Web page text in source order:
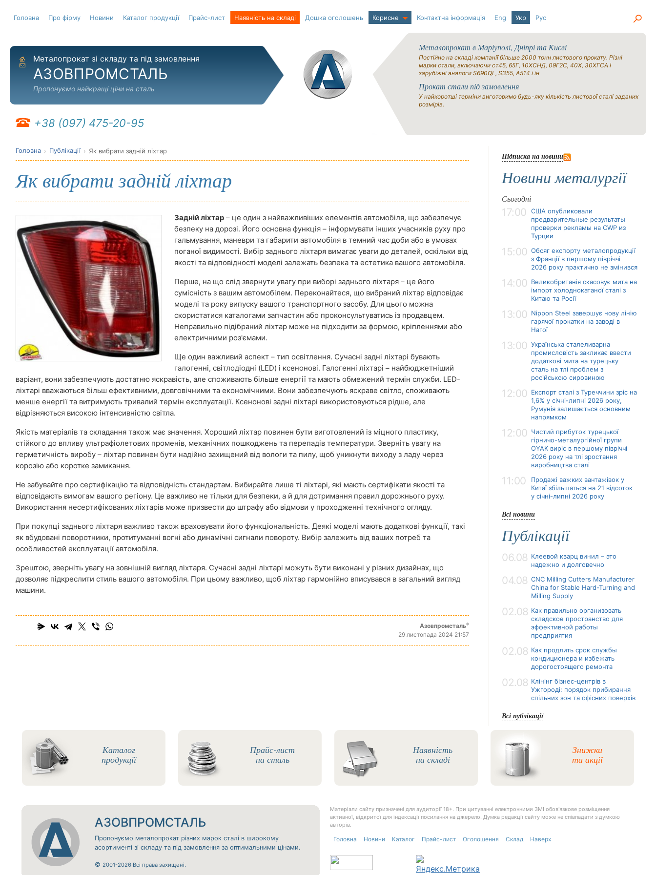
Головна Про фірму Новини Каталог продукції Прайс-лист Наявність на складі Дошка оголошень Корисне Контактна інформація Eng Укр Рус
На головну
Надіслати листа
Металопрокат зі складу та під замовлення
АЗОВПРОМСТАЛЬ
Пропонуємо найкращі ціни на сталь
+38 (097) 475-20-95
Металопрокат в Маріуполі, Дніпрі та Києві
Постійно на складі компанії більше 2000 тонн листового прокату. Різні
марки стали, включаючи ст45, 65Г, 10ХСНД, 09Г2С, 40Х, 30ХГСА і
зарубіжні аналоги S690QL, S355, A514 і ін
Прокат стали під замовлення
У найкоротші терміни виготовимо будь-яку кількість листової сталі заданих
розмірів.
Головна Публікації Як вибрати задній ліхтар
Як вибрати задній ліхтар
Задній ліхтар – це один з найважливіших елементів автомобіля, що забезпечує
безпеку на дорозі. Його основна функція – інформувати інших учасників руху про
гальмування, маневри та габарити автомобіля в темний час доби або в умовах
поганої видимості. Вибір заднього ліхтаря вимагає уваги до деталей, оскільки від
якості та відповідності моделі залежать безпека та естетика вашого автомобіля.
Перше, на що слід звернути увагу при виборі заднього ліхтаря – це його
сумісність з вашим автомобілем. Переконайтеся, що вибраний ліхтар відповідає
моделі та року випуску вашого транспортного засобу. Для цього можна
скористатися каталогами запчастин або проконсультуватись із продавцем.
Неправильно підібраний ліхтар може не підходити за формою, кріпленнями або
електричними роз'ємами.
Ще один важливий аспект – тип освітлення. Сучасні задні ліхтарі бувають
галогенні, світлодіодні (LED) і ксенонові. Галогенні ліхтарі – найбюджетніший
варіант, вони забезпечують достатню яскравість, але споживають більше енергії та мають обмежений термін служби. LED-
ліхтарі вважаються більш ефективними, довговічними та економічними. Вони забезпечують яскраве світло, споживають
менше енергії та витримують тривалий термін експлуатації. Ксенонові задні ліхтарі використовуються рідше, але
відрізняються високою інтенсивністю світла.
Якість матеріалів та складання також має значення. Хороший ліхтар повинен бути виготовлений із міцного пластику,
стійкого до впливу ультрафіолетових променів, механічних пошкоджень та перепадів температури. Зверніть увагу на
герметичність виробу – ліхтар повинен бути надійно захищений від вологи та пилу, щоб уникнути виходу з ладу через
корозію або коротке замикання.
Не забувайте про сертифікацію та відповідність стандартам. Вибирайте лише ті ліхтарі, які мають сертифікати якості та
відповідають вимогам вашого регіону. Це важливо не тільки для безпеки, а й для дотримання правил дорожнього руху.
Використання несертифікованих ліхтарів може призвести до штрафу або відмови у проходженні технічного огляду.
При покупці заднього ліхтаря важливо також враховувати його функціональність. Деякі моделі мають додаткові функції, такі
як вбудовані поворотники, протитуманні вогні або динамічні сигнали повороту. Вибір залежить від ваших потреб та
особливостей експлуатації автомобіля.
Зрештою, зверніть увагу на зовнішній вигляд ліхтаря. Сучасні задні ліхтарі можуть бути виконані у різних дизайнах, що
дозволяє підкреслити стиль вашого автомобіля. При цьому важливо, щоб ліхтар гармонійно вписувався в загальний вигляд
машини.
Азовпромсталь®
29 листопада 2024 21:57
Підписка на новини
Новини металургії
Сьогодні
17:00
США опубликовали
предварительные результаты
проверки рекламы на CWP из
Турции
15:00 Обсяг експорту металопродукції
з Франції в першому півріччі
2026 року практично не змінився
14:00 Великобританія скасовує мита на
імпорт холоднокатаної сталі з
Китаю та Росії
13:00 Nippon Steel завершує нову лінію
гарячої прокатки на заводі в
Нагої
13:00 Українська сталеливарна
промисловість закликає ввести
додаткові мита на турецьку
сталь на тлі проблем з
російською сировиною
12:00 Експорт сталі з Туреччини зріс на
1,6% у січні-липні 2026 року,
Румунія залишається основним
напрямком
12:00 Чистий прибуток турецької
гірничо-металургійної групи
OYAK виріс в першому півріччі
2026 року на тлі зростання
виробництва сталі
11:00
Продажі важких вантажівок у
Китаї збільшаться на 21 відсоток
у січні-липні 2026 року
Всі новини
Публікації
06.08 Клеевой кварц винил – это
надежно и долговечно
04.08 CNC Milling Cutters Manufacturer
China for Stable Hard-Turning and
Milling Supply
02.08 Как правильно организовать
складское пространство для
эффективной работы
предприятия
02.08 Как продлить срок службы
кондиционера и избежать
дорогостоящего ремонта
02.08 Клінінг бізнес-центрів в
Ужгороді: порядок прибирання
спільних зон та офісних поверхів
Всі публікації
Каталог
продукції
Прайс-лист
на сталь
Наявність
на складі
Знижки
та акції
АЗОВПРОМСТАЛЬ
Пропонуємо металопрокат різних марок сталі в широкому
асортименті зі складу та під замовлення за оптимальними цінами.
© 2001-2026 Всі права захищені.
Матеріали сайту призначені для аудиторії 18+. При цитуванні електронними ЗМІ обов'язкове розміщення
активної, відкритої для індексації посилання на джерело. Думка редакції сайту може не співпадати з думкою
авторів.
Головна Новини Каталог Прайс-лист Оголошення Склад Наверх